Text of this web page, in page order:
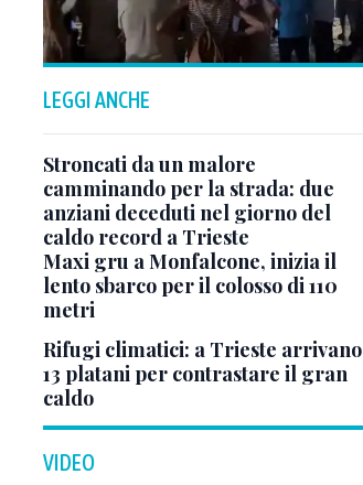
LEGGI ANCHE
Stroncati da un malore
camminando per la strada: due
anziani deceduti nel giorno del
caldo record a Trieste
Maxi gru a Monfalcone, inizia il
lento sbarco per il colosso di 110
metri
Rifugi climatici: a Trieste arrivano
13 platani per contrastare il gran
caldo
VIDEO